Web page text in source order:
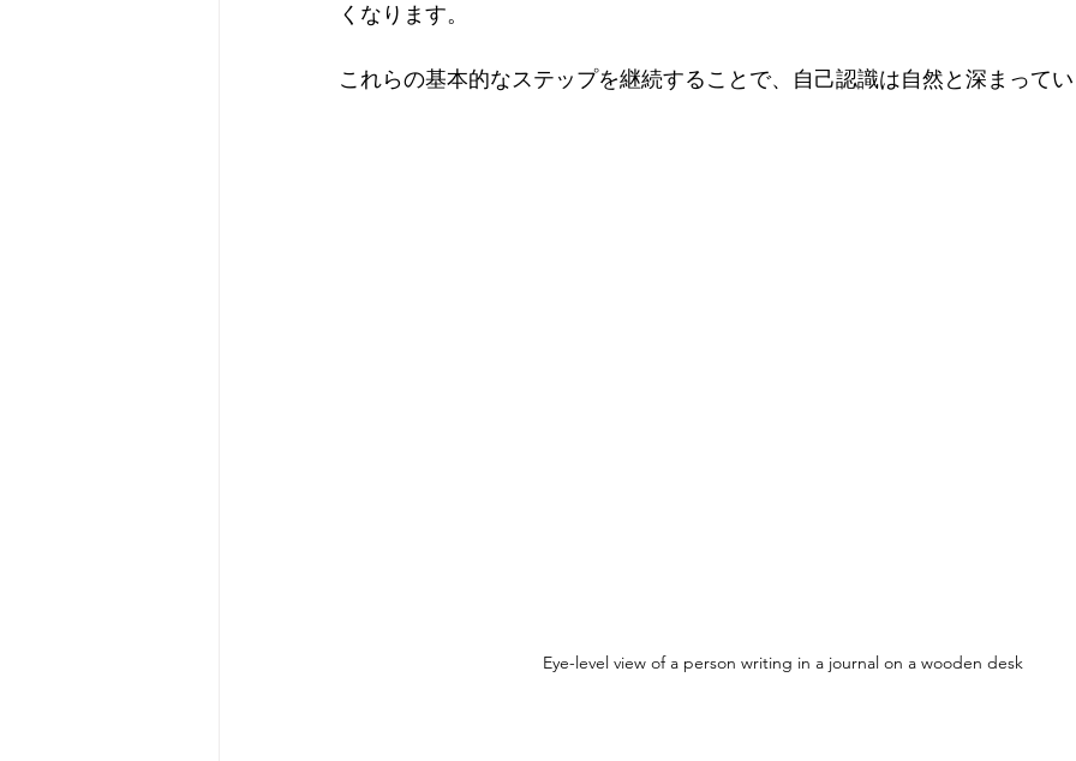
くなります。
これらの基本的なステップを継続することで、自己認識は自然と深まって
Eye-level view of a person writing in a journal on a wooden desk